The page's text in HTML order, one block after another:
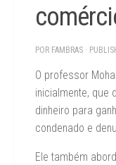
POR FAMBRAS ·
O professor
inicialmente, que
dinheiro para
condenado e
Ele também